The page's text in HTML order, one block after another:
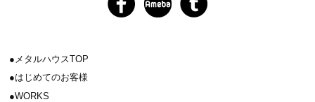
メタルハウスTOP
はじめてのお客様
WORKS